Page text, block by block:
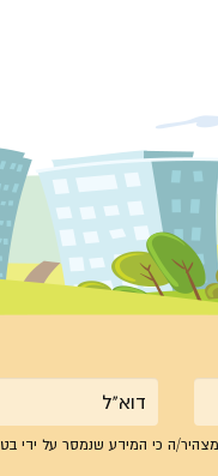
ה כי המידע שנמסר על ידי